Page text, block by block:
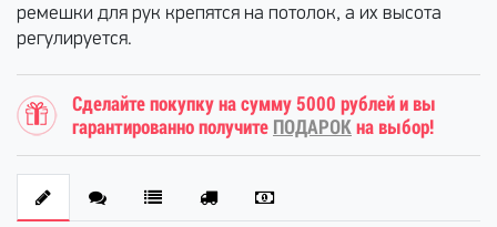
ремешки для рук крепятся на потолок, а их высота
регулируется.
Сделайте покупку на сумму 5000 рублей и вы
гарантированно получите ПОДАРОК на выбор!